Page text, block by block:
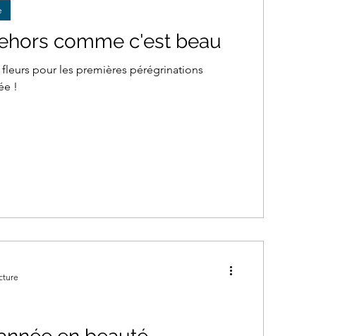
comme c'est beau
pour les premières pérégrinations
!